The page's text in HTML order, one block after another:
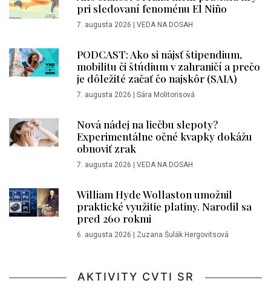
pri sledovaní fenoménu El Niño
7. augusta 2026 VEDA NA DOSAH
PODCAST: Ako si nájsť štipendium,
mobilitu či štúdium v zahraničí a prečo
je dôležité začať čo najskôr (SAIA)
7. augusta 2026 Sára Molitorisová
Nová nádej na liečbu slepoty?
Experimentálne očné kvapky dokážu
obnoviť zrak
7. augusta 2026 VEDA NA DOSAH
William Hyde Wollaston umožnil
praktické využitie platiny. Narodil sa
pred 260 rokmi
6. augusta 2026 Zuzana Šulák Hergovitsová
AKTIVITY CVTI SR